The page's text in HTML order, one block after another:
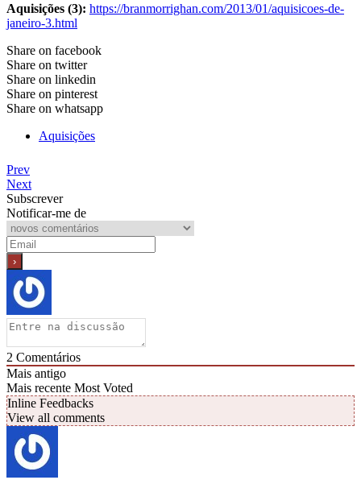
Aquisições (3): https://branmorrighan.com/2013/01/aquisicoes-de-
janeiro-3.html
Share on facebook
Share on twitter
Share on linkedin
Share on pinterest
Share on whatsapp
Aquisições
Prev
Next
Subscrever
Notificar-me de
2 Comentários
Mais antigo
Mais recente Most Voted
Inline Feedbacks
View all comments